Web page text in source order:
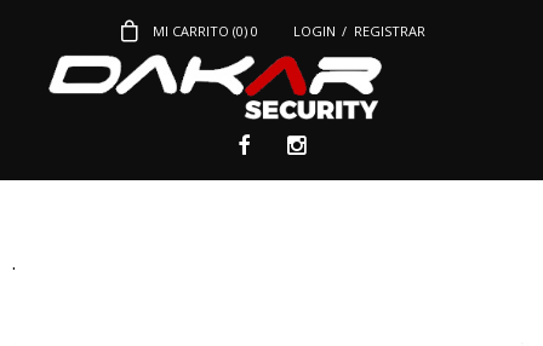
MI CARRITO (0) 0 LOGIN / REGISTRAR
.